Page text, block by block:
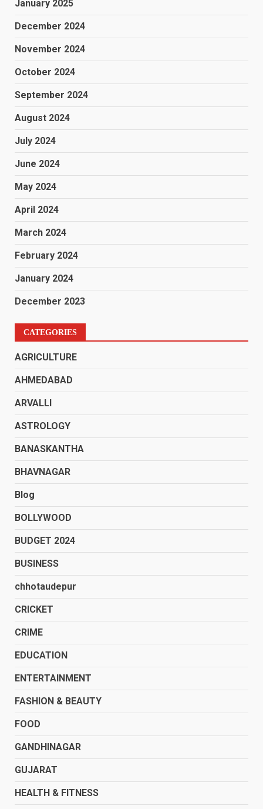
January 2025
December 2024
November 2024
October 2024
September 2024
August 2024
July 2024
June 2024
May 2024
April 2024
March 2024
February 2024
January 2024
December 2023
CATEGORIES
AGRICULTURE
AHMEDABAD
ARVALLI
ASTROLOGY
BANASKANTHA
BHAVNAGAR
Blog
BOLLYWOOD
BUDGET 2024
BUSINESS
chhotaudepur
CRICKET
CRIME
EDUCATION
ENTERTAINMENT
FASHION & BEAUTY
FOOD
GANDHINAGAR
GUJARAT
HEALTH & FITNESS